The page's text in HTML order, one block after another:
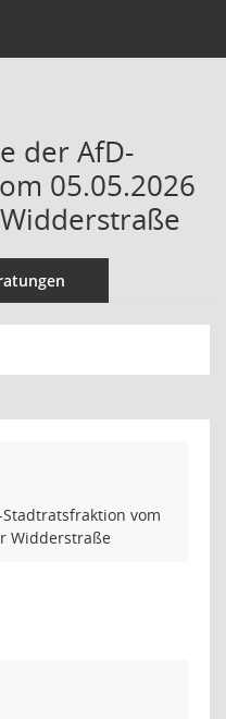
der AfD-
05.05.2026
vom
Widderstraße